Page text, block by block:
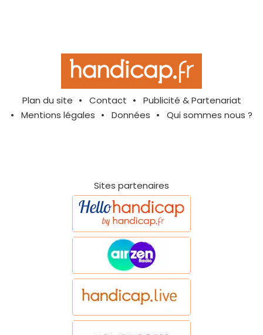
Plan du site Contact
Publicité & Partenariat
Mentions légales
Données Qui sommes nous ?
Sites partenaires